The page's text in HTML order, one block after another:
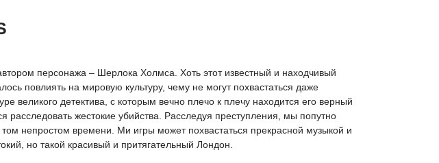
персонажа – Шерлока Холмса. Хоть этот известный и находчивый
повлиять на мировую культуру, чему не могут похвастаться даже
детектива, с которым вечно плечо к плечу находится его верный
жестокие убийства. Расследуя преступления, мы попутно
непростом времени. Ми игры может похвастаться прекрасной музыкой и
но такой красивый и притягательный Лондон.